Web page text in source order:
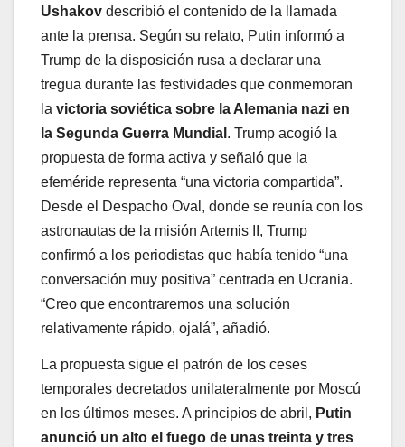
Ushakov describió el contenido de la llamada
ante la prensa. Según su relato, Putin informó a
Trump de la disposición rusa a declarar una
tregua durante las festividades que conmemoran
la victoria soviética sobre la Alemania nazi en
la Segunda Guerra Mundial . Trump acogió la
propuesta de forma activa y señaló que la
efeméride representa “una victoria compartida”.
Desde el Despacho Oval, donde se reunía con los
astronautas de la misión Artemis II, Trump
confirmó a los periodistas que había tenido “una
conversación muy positiva” centrada en Ucrania.
“Creo que encontraremos una solución
relativamente rápido, ojalá”, añadió.
La propuesta sigue el patrón de los ceses
temporales decretados unilateralmente por Moscú
en los últimos meses. A principios de abril, Putin
anunció un alto el fuego de unas treinta y tres